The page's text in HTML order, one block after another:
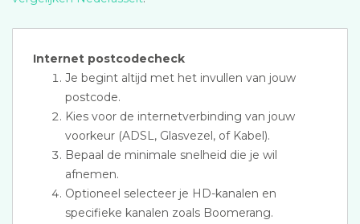
Internet postcodecheck
Je begint altijd met het invullen van jouw
postcode.
Kies voor de internetverbinding van jouw
voorkeur (ADSL, Glasvezel, of Kabel).
Bepaal de minimale snelheid die je wil
afnemen.
Optioneel selecteer je HD-kanalen en
specifieke kanalen zoals Boomerang.